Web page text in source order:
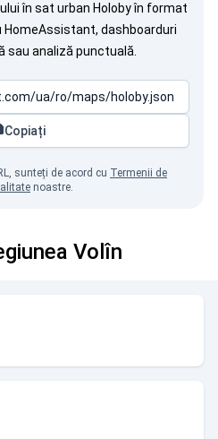
în sat urban Holoby în format
dashboarduri
sau analiză punctuală.
Copiați
sunteți de acord cu Termenii de
noastre.
Volîn